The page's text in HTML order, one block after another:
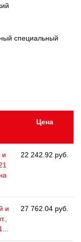
специальный
Цена
и
22 242.92 руб.
и
27 762.04 руб.